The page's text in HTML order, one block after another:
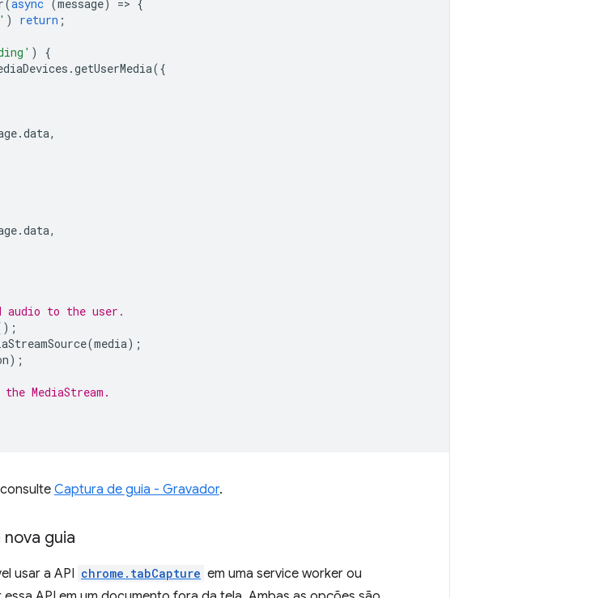
(async (message) => {
) return ;
)
{
.getUserMedia({
.data,
.data,
audio to the user.
(media);
);
MediaStream.
Captura de guia - Gravador.
guia
usar a API chrome.tabCapture em uma service worker ou